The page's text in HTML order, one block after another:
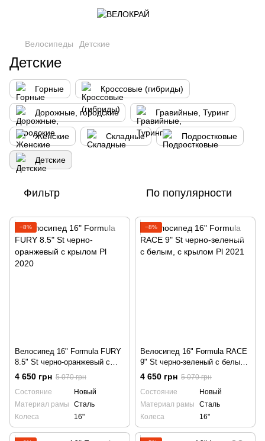
Велосипеды Детские
Детские
Горные Кроссовые (гибриды)
Дорожные, городские Гравийные, Туринг
Женские Складные Подростковые
Детские
Фильтр По популярности
−8%
Велосипед 16" Formula FURY
8.5" St черно-оранжевый с
крылом Pl 2020
4 650 грн 5 070 грн
Состояние
Новый
Материал рамы
Сталь
Колеса
16"
−8%
Велосипед 16" Formula RACE
9" St черно-зеленый с белым,
с крылом Pl 2021
4 650 грн 5 070 грн
Состояние
Новый
Материал рамы
Сталь
Колеса
16"